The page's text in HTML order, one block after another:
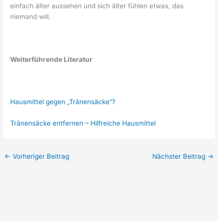
einfach älter aussehen und sich älter fühlen etwas, das
niemand will.
Weiterführende Literatur
Hausmittel gegen „Tränensäcke“?
Tränensäcke entfernen – Hilfreiche Hausmittel
← Vorheriger Beitrag Nächster Beitrag →